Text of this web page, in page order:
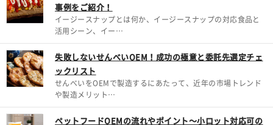
事例をご紹介！
イージースナップとは何か、イージースナップの対応食品と
活用シーン、イー…
失敗しないせんべいOEM！成功の極意と委託先選定チェ
ックリスト
せんべいをOEMで製造するにあたって、近年の市場トレンド
や製造メリット…
ペットフードOEMの流れやポイント～小ロット対応可の